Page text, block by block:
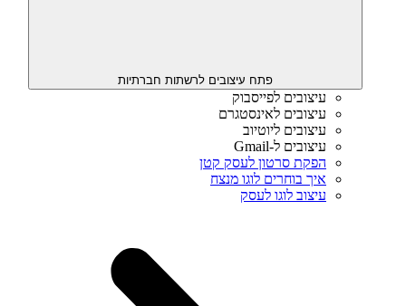
פתח עיצובים לרשתות חברתיות
עיצובים לפייסבוק
עיצובים לאינסטגרם
עיצובים ליוטיוב
עיצובים ל-Gmail
הפקת סרטון לעסק קטן
איך בוחרים לוגו מנצח
עיצוב לוגו לעסק